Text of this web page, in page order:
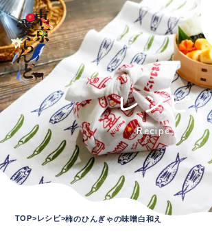
レシピ
Recipe
TOP レシピ 柿のひんぎゃの味噌白和え